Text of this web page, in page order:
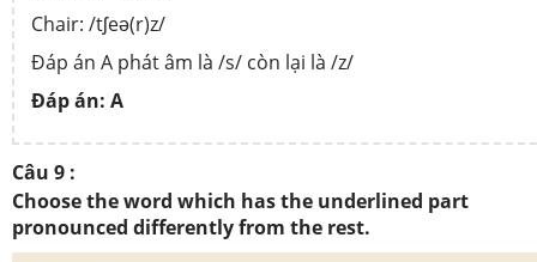
Chair: /tʃeə(r)z/
Đáp án A phát âm là /s/ còn lại là /z/
Đáp án: A
Câu 9 :
Choose the word which has the underlined part
pronounced differently from the rest.